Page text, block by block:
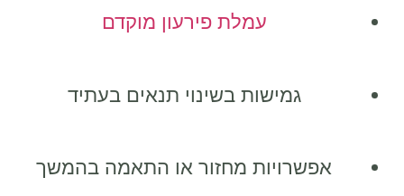
עמלת פירעון מוקדם
גמישות בשינוי תנאים בעתיד
אפשרויות מחזור או התאמה בהמשך